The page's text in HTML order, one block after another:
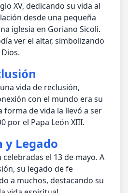
XV, dedicando su vida al
desde una pequeña
iglesia en Goriano Sicoli.
ver el altar, simbolizando
vida de reclusión,
con el mundo era su
forma de vida la llevó a ser
por el Papa León XIII.
y Legado
el 13 de mayo. A
su legado de fe
a muchos, destacando su